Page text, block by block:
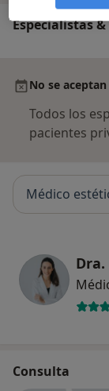
Especialistas
No se
Todos los
pacientes
Médico
Consulta